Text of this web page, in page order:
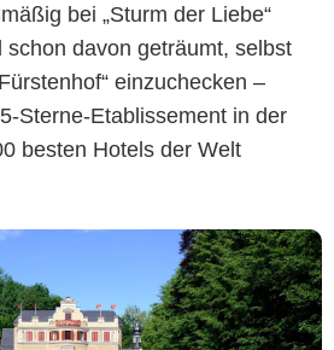
bei „Sturm der Liebe“
davon geträumt, selbst
einzuchecken –
Sterne-Etablissement in der
besten Hotels der Welt